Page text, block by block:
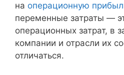
на операционную
переменные затраты —
операционных затрат, в
компании и отрасли их
отличаться.